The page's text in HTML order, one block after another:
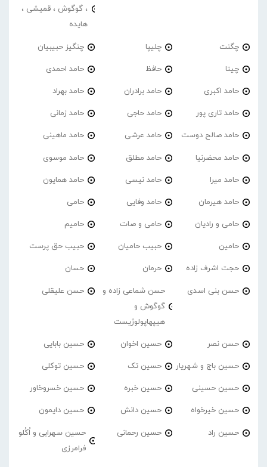
، گوگوش ، قمیشی ،
هایده
چگنت چلیپا چنگیز حبیبیان
چیتا حافظ حامد احمدی
حامد اکبری حامد برادران حامد بهراد
حامد تاری پور حامد حاجی حامد زمانی
حامد صالح دوست حامد عرشی حامد ماهینی
حامد محضرنیا حامد مطلق حامد موسوی
حامد میرا حامد نیسی حامد همایون
حامد هیرمان حامد وفایی حامی
حامی و رادیان حامی و صات حامیم
حامین حبیب حامیان حبیب حق پرست
حجت اشرف زاده حرمان حسان
حسن بنی اسدی
حسن شماعی زاده و
گوگوش و
هیپهاپولوژیست
حسن علیقلی
حسن نصر حسین اخوان حسین بابایی
حسین باج و شهریار حسین تک حسین توکلی
حسین حسینی حسین خبره حسین خسروخاور
حسین خیرخواه حسین دانش حسین دایمون
حسین راد حسین رحمانی
حسین سهرابی و اُکُلو
فرامرزی